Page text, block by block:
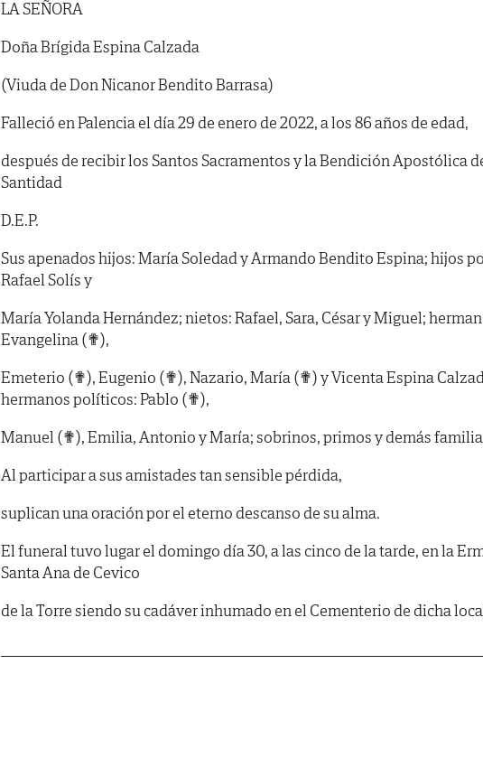
LA SEÑORA
Doña Brígida Espina Calzada
(Viuda de Don Nicanor Bendito Barrasa)
Falleció en Palencia el día 29 de enero de 2022, a los 86 años de edad,
después de recibir los Santos Sacramentos y la Bendición Apostólica
Santidad
D.E.P.
Sus apenados hijos: María Soledad y Armando Bendito Espina; hijos
Rafael Solís y
María Yolanda Hernández; nietos: Rafael, Sara, César y Miguel;
Evangelina (✟),
Emeterio (✟), Eugenio (✟), Nazario, María (✟) y Vicenta Espina
hermanos políticos: Pablo (✟),
Manuel (✟), Emilia, Antonio y María; sobrinos, primos y demás
Al participar a sus amistades tan sensible pérdida,
suplican una oración por el eterno descanso de su alma.
El funeral tuvo lugar el domingo día 30, a las cinco de la tarde, en la
Santa Ana de Cevico
de la Torre siendo su cadáver inhumado en el Cementerio de dicha